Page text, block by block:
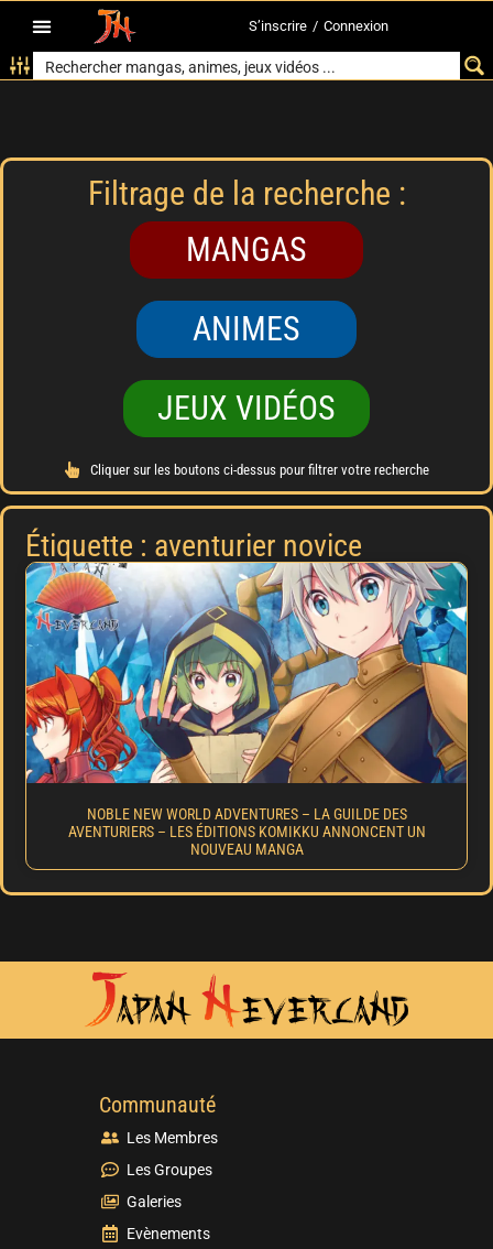
S’inscrire / Connexion
Filtrage de la recherche :
MANGAS
ANIMES
JEUX VIDÉOS
Cliquer sur les boutons ci-dessus pour filtrer votre recherche
Étiquette : aventurier novice
NOBLE NEW WORLD ADVENTURES – LA GUILDE DES
AVENTURIERS – LES ÉDITIONS KOMIKKU ANNONCENT UN
NOUVEAU MANGA
Communauté
Les Membres
Les Groupes
Galeries
Evènements